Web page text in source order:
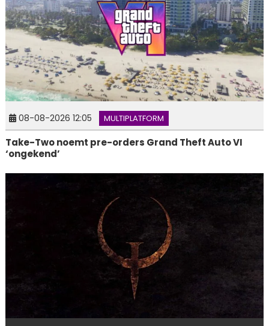
08-08-2026 12:05 MULTIPLATFORM
Take-Two noemt pre-orders Grand Theft Auto VI
‘ongekend’